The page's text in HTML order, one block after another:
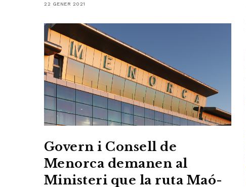
22 GENER 2021
Govern i Consell de
Menorca demanen al
Ministeri que la ruta Maó-